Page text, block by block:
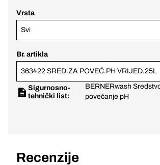
Vrsta
Svi
Br. artikla
363422 SRED.ZA POVEĆ.PH VRIJED.25L
Sigurnosno-
tehnički list:
BERNERwash
povečanje pH
Recenzije